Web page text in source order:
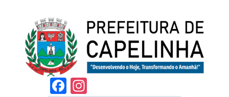
Facebook